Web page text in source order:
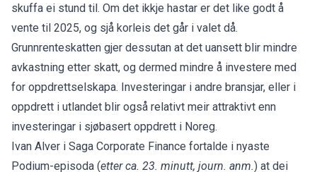
skuffa ei stund til. Om det ikkje hastar er det like godt å
vente til 2025, og sjå korleis det går i valet då.
Grunnrenteskatten gjer dessutan at det uansett blir mindre
avkastning etter skatt, og dermed mindre å investere med
for oppdrettselskapa. Investeringar i andre bransjar, eller i
oppdrett i utlandet blir også relativt meir attraktivt enn
investeringar i sjøbasert oppdrett i Noreg.
Ivan Alver i Saga Corporate Finance fortalde i nyaste
Podium-episoda (etter ca. 23. minutt, journ. anm.) at dei